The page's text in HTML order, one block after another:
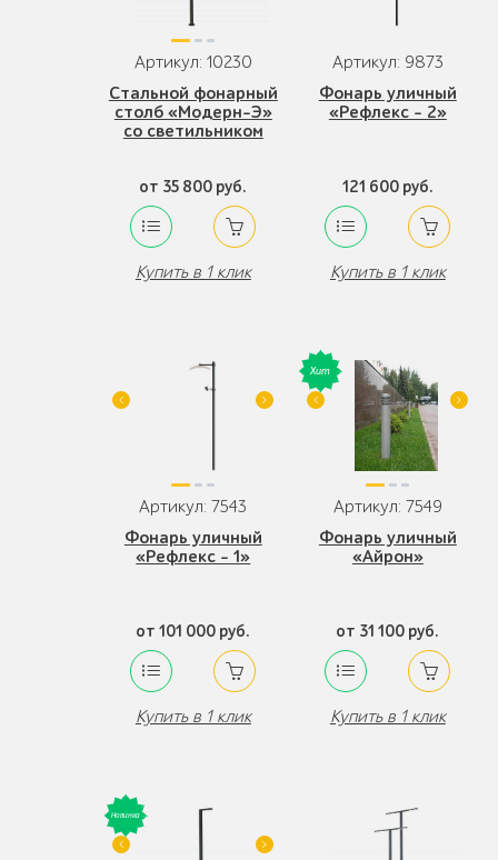
Артикул: 10230
Стальной фонарный
столб «Модерн-Э»
со светильником
от 35 800 руб.
Купить в 1 клик
Артикул: 9873
Фонарь уличный
«Рефлекс - 2»
121 600 руб.
Купить в 1 клик
Артикул: 7543
Фонарь уличный
«Рефлекс - 1»
от 101 000 руб.
Купить в 1 клик
Артикул: 7549
Фонарь уличный
«Айрон»
от 31 100 руб.
Купить в 1 клик